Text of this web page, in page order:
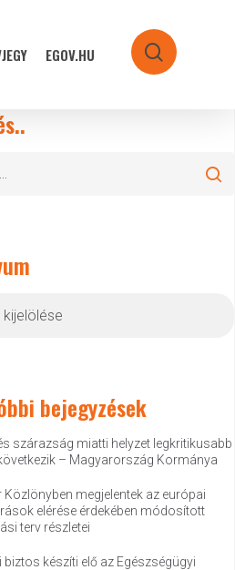
EGOV.HU search
bejegyzések
szárazság miatti helyzet legkritikusabb
– Magyarország Kormánya
Közlönyben megjelentek az európai
elérése érdekében módosított
terv részletei
biztos készíti elő az Egészségügyi